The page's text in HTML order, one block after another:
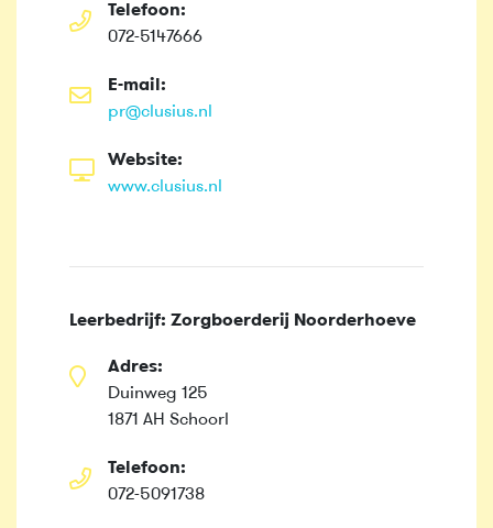
Telefoon:
072-5147666
E-mail:
pr@clusius.nl
Website:
www.clusius.nl
Leerbedrijf: Zorgboerderij Noorderhoeve
Adres:
Duinweg 125
1871 AH Schoorl
Telefoon:
072-5091738